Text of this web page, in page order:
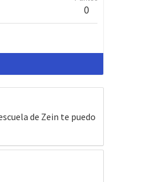
0
de Zein te puedo